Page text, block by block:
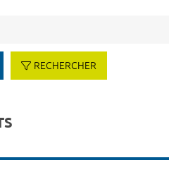
RECHERCHER